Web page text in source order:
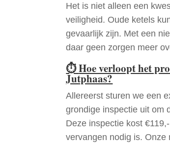
Het is niet alleen een
veiligheid. Oude ketels
gevaarlijk zijn. Met een
daar geen zorgen meer
⏱Hoe verloopt het
Jutphaas?
Allereerst sturen we een
grondige inspectie uit om
Deze inspectie kost
vervangen nodig is. Onze